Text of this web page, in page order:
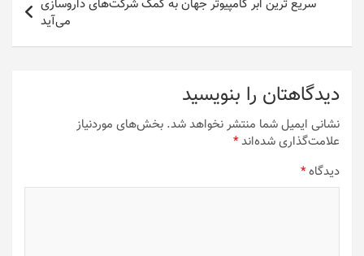
سریع ترین ابر کامپیوتر جهان به کمک شرکت‌های داروسازی
می‌آید
دیدگاهتان را بنویسید
نشانی ایمیل شما منتشر نخواهد شد. بخش‌های موردنیاز
علامت‌گذاری شده‌اند*
دیدگاه*